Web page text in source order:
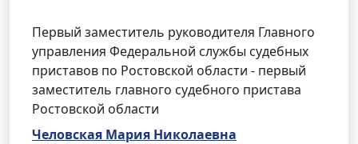
Первый заместитель руководителя Главного
управления Федеральной службы судебных
приставов по Ростовской области - первый
заместитель главного судебного пристава
Ростовской области
Человская Мария Николаевна